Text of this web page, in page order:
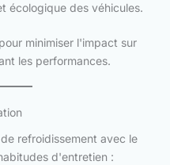
écologique des véhicules.
minimiser l'impact sur
les performances.
refroidissement avec le
d'entretien :